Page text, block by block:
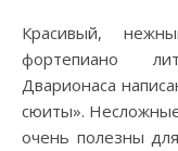
Красивый, нежный и романтичный вальс для
фортепиано
Дварионаса
сюиты».
очень полезны